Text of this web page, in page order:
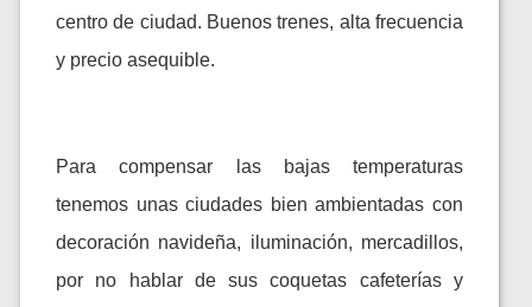
centro de ciudad. Buenos trenes, alta frecuencia
y precio asequible.
Para compensar las bajas temperaturas
tenemos unas ciudades bien ambientadas con
decoración navideña, iluminación, mercadillos,
por no hablar de sus coquetas cafeterías y